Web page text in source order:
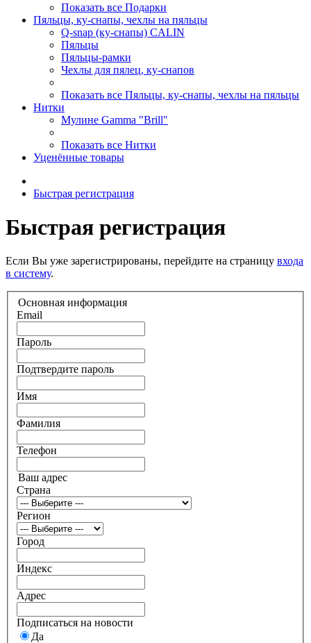
Показать все Подарки
Пяльцы, ку-снапы, чехлы на пяльцы
Q-snap (ку-снапы) CALIN
Пяльцы
Пяльцы-рамки
Чехлы для пялец, ку-снапов
Показать все Пяльцы, ку-снапы, чехлы на пяльцы
Нитки
Мулине Gamma "Brill"
Показать все Нитки
Уценённые товары
Быстрая регистрация
Быстрая регистрация
Если Вы уже зарегистрированы, перейдите на страницу входа
в систему.
Основная информация
Email
Пароль
Подтвердите пароль
Имя
Фамилия
Телефон
Ваш адрес
Страна
Регион
Город
Индекс
Адрес
Подписаться на новости
Да